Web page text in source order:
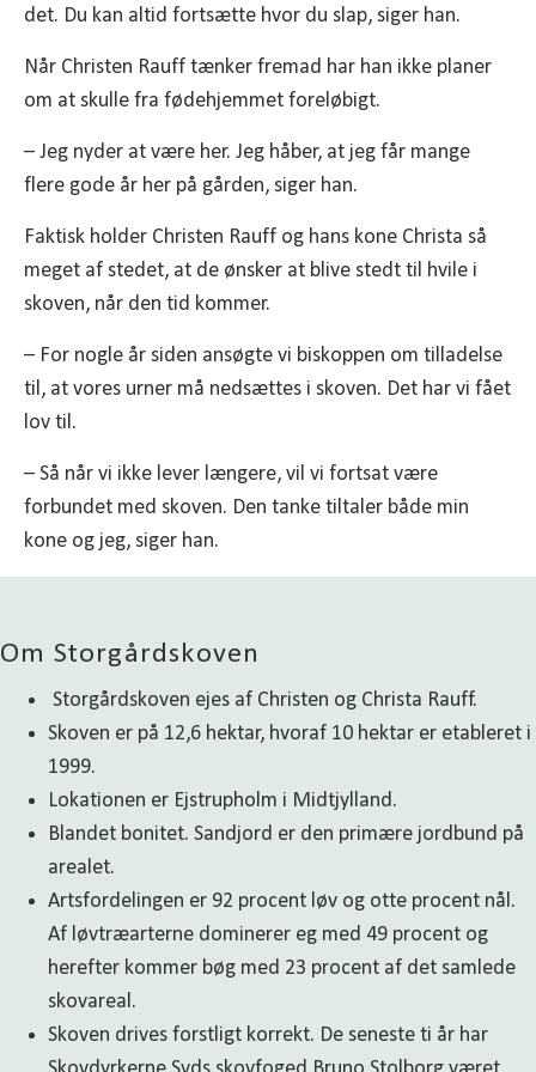
det. Du kan altid fortsætte hvor du slap, siger han.
Når Christen Rauff tænker fremad har han ikke planer
om at skulle fra fødehjemmet foreløbigt.
– Jeg nyder at være her. Jeg håber, at jeg får mange
flere gode år her på gården, siger han.
Faktisk holder Christen Rauff og hans kone Christa så
meget af stedet, at de ønsker at blive stedt til hvile i
skoven, når den tid kommer.
– For nogle år siden ansøgte vi biskoppen om tilladelse
til, at vores urner må nedsættes i skoven. Det har vi fået
lov til.
– Så når vi ikke lever længere, vil vi fortsat være
forbundet med skoven. Den tanke tiltaler både min
kone og jeg, siger han.
Om Storgårdskoven
Storgårdskoven ejes af Christen og Christa Rauff.
Skoven er på 12,6 hektar, hvoraf 10 hektar er etableret i
1999.
Lokationen er Ejstrupholm i Midtjylland.
Blandet bonitet. Sandjord er den primære jordbund på
arealet.
Artsfordelingen er 92 procent løv og otte procent nål.
Af løvtræarterne dominerer eg med 49 procent og
herefter kommer bøg med 23 procent af det samlede
skovareal.
Skoven drives forstligt korrekt. De seneste ti år har